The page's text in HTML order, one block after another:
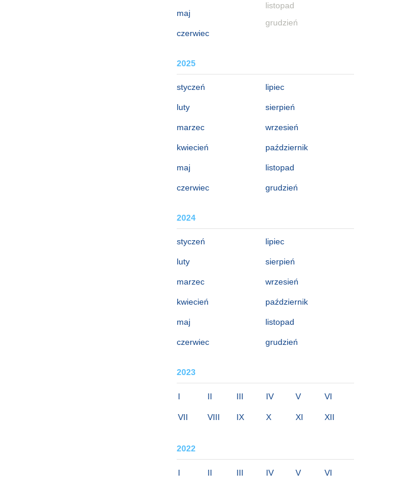
maj
czerwiec
listopad
grudzień
2025
styczeń
luty
marzec
kwiecień
maj
czerwiec
lipiec
sierpień
wrzesień
październik
listopad
grudzień
2024
styczeń
luty
marzec
kwiecień
maj
czerwiec
lipiec
sierpień
wrzesień
październik
listopad
grudzień
2023
I II III IV V VI
VII VIII IX X XI XII
2022
I II III IV V VI